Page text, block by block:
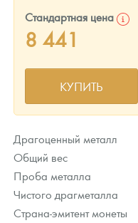
Стандартная цена
8 441
КУПИТЬ
Драгоценный металл
Общий вес
Проба металла
Чистого драгметалла
Страна-эмитент монеты